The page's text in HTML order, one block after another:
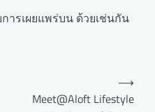
รเผยแพร่บน ด้วยเช่นกัน
Meet@Aloft Lifestyle
⟶